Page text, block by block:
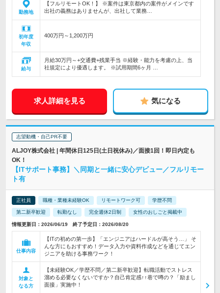
勤務地
【フルリモートOK！】 ※案件は東京都内の案件がメインです
出社の義務はありませんが、出社して業務…
初年度
年収
400万円～1,200万円
給与
月給30万円～+交通費+残業手当 ※経験・能力を考慮の上、当
社規定により優遇します。 ※試用期間6ヶ月 …
求人詳細を見る 気になる
志望動機・自己PR不要
ALJOY株式会社 | 年間休日125日(土日祝休み)／面接1回！即日内定も
OK！
【ITサポート事務】＼同期と一緒に安心デビュー／フルリモー
ト有
正社員 職種・業種未経験OK リモートワーク可 学歴不問
第二新卒歓迎 転勤なし 完全週休2日制 女性のおしごと掲載中
情報更新日：2026/06/19 終了予定日：2026/08/20
仕事内容
【ITの初めの第一歩】「エンジニアはハードルが高そう…」 そ
んな方にもおすすめ！データ入力や資料作成などを通じてエン
ジニアを助ける事務ワーク！
対象と
なる方
【未経験OK／学歴不問／第二新卒歓迎】転職活動でストレス
溜める必要なくないですか？自己肯定感↑↑巷で噂の？「励まし
面接」実施中！